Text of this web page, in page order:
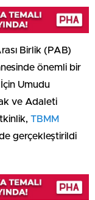
Birlik (PAB)
önemli bir
Umudu
ve Adaleti
TBMM
gerçekleştirildi